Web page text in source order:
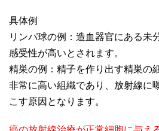
具体例
リンパ球の例：造血器官にある未
感受性が高いとされます。
精巣の例：精子を作り出す精巣の
非常に高い組織であり、放射線に
こす原因となります。